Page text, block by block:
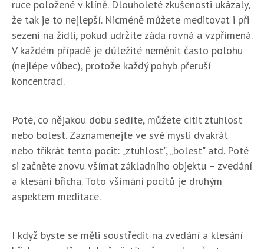
ruce položené v klíně. Dlouholeté zkušenosti ukázaly,
že tak je to nejlepší. Nicméně můžete meditovat i při
sezení na židli, pokud udržíte záda rovná a vzpřímená.
V každém případě je důležité neměnit často polohu
(nejlépe vůbec), protože každý pohyb přeruší
koncentraci.
Poté, co nějakou dobu sedíte, můžete cítit ztuhlost
nebo bolest. Zaznamenejte ve své mysli dvakrát
nebo třikrát tento pocit: „ztuhlost", „bolest" atd. Poté
si začněte znovu všímat základního objektu – zvedání
a klesání břicha. Toto všímání pocitů je druhým
aspektem meditace.
I když byste se měli soustředit na zvedání a klesání